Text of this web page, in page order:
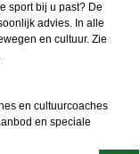
sport bij u past? De
advies. In alle
en cultuur. Zie
en cultuurcoaches
en speciale